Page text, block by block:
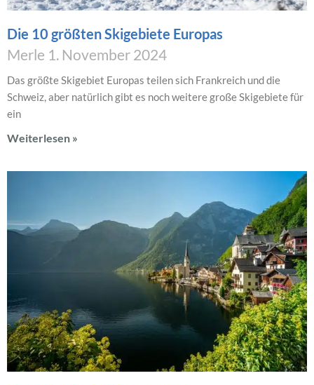
Die 10 größten Skigebiete Europas
Merle 1. November 2024
Das größte Skigebiet Europas teilen sich Frankreich und die
Schweiz, aber natürlich gibt es noch weitere große Skigebiete für
ein
Weiterlesen »